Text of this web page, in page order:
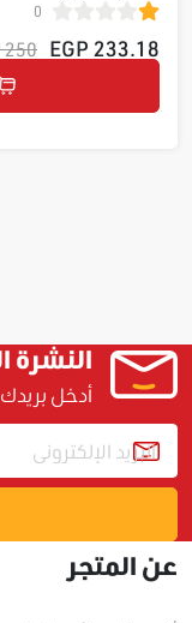
0
233.18 EGP
250 EGP
النشرة
أدخل بريدك
عن المتجر